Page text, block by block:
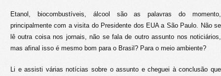
Etanol, biocombustíveis, álcool são as palavras do momento,
principalmente com a visita do Presidente dos EUA a São Paulo. Não se
lê outra coisa nos jornais, não se fala de outro assunto nos noticiários,
mas afinal isso é mesmo bom para o Brasil? Para o meio ambiente?
Li e assisti várias notícias sobre o assunto e cheguei à conclusão que